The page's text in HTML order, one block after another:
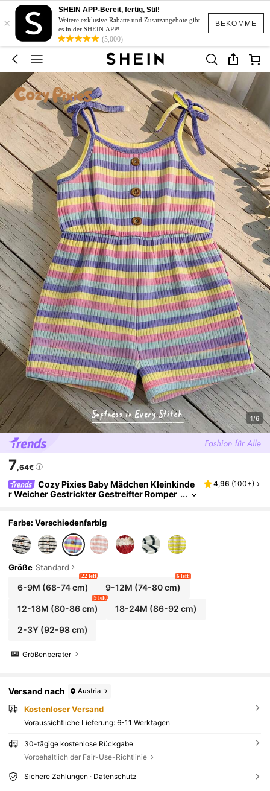
BEKOMME
×
SHEIN APP-Bereit, fertig, Stil!
Weitere exklusive Rabatte und Zusatzangebote gibt
es in der SHEIN APP!
(5,000)
1/6
7,64€
Cozy Pixies Baby Mädchen Kleinkinde
r Weicher Gestrickter Gestreifter Romper
4,96 (100+)
Farbe: Verschiedenfarbig
Größe Standard
6-9M (68-74 cm)
22 left
9-12M (74-80 cm)
6 left
12-18M (80-86 cm)
9 left
18-24M (86-92 cm)
2-3Y(92-98 cm)
Größenberater
Versand nach Austria
Kostenloser Versand
Voraussichtliche Lieferung: 6-11 Werktagen
30-tägige kostenlose Rückgabe
Vorbehaltlich der Fair-Use-Richtlinie
Sichere Zahlungen · Datenschutz